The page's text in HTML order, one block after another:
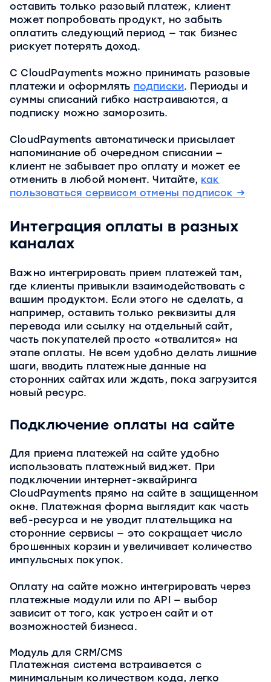
оставить только разовый платеж, клиент
может попробовать продукт, но забыть
оплатить следующий период — так бизнес
рискует потерять доход.
С CloudPayments можно принимать разовые
платежи и оформлять подписки. Периоды и
суммы списаний гибко настраиваются, а
подписку можно заморозить.
CloudPayments автоматически присылает
напоминание об очередном списании —
клиент не забывает про оплату и может ее
отменить в любой момент. Читайте, как
пользоваться сервисом отмены подписок →
Интеграция оплаты в разных
каналах
Важно интегрировать прием платежей там,
где клиенты привыкли взаимодействовать с
вашим продуктом. Если этого не сделать, а
например, оставить только реквизиты для
перевода или ссылку на отдельный сайт,
часть покупателей просто «отвалится» на
этапе оплаты. Не всем удобно делать лишние
шаги, вводить платежные данные на
сторонних сайтах или ждать, пока загрузится
новый ресурс.
Подключение оплаты на сайте
Для приема платежей на сайте удобно
использовать платежный виджет. При
подключении интернет-эквайринга
CloudPayments прямо на сайте в защищенном
окне. Платежная форма выглядит как часть
веб-ресурса и не уводит плательщика на
сторонние сервисы — это сокращает число
брошенных корзин и увеличивает количество
импульсных покупок.
Оплату на сайте можно интегрировать через
платежные модули или по API — выбор
зависит от того, как устроен сайт и от
возможностей бизнеса.
Модуль для CRM/CMS
Платежная система встраивается с
минимальным количеством кода, легко